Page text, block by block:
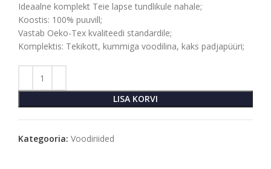
Ideaalne komplekt Teie lapse tundlikule nahale;
Koostis: 100% puuvill;
Vastab Oeko-Tex kvaliteedi standardile;
Komplektis: Tekikott, kummiga voodilina, kaks padjapüüri;
LISA KORVI
Kategooria: Voodiriided